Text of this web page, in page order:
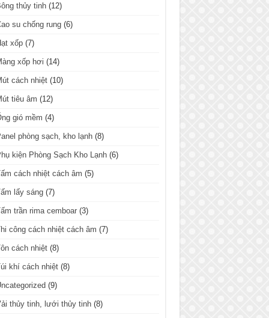
thủy tinh (12)
su chống rung (6)
xốp (7)
xốp hơi (14)
cách nhiệt (10)
tiêu âm (12)
gió mềm (4)
phòng sạch, kho lạnh (8)
kiện Phòng Sạch Kho Lạnh (6)
cách nhiệt cách âm (5)
lấy sáng (7)
trần rima cemboar (3)
công cách nhiệt cách âm (7)
cách nhiệt (8)
khí cách nhiệt (8)
(9)
thủy tinh, lưới thủy tinh (8)